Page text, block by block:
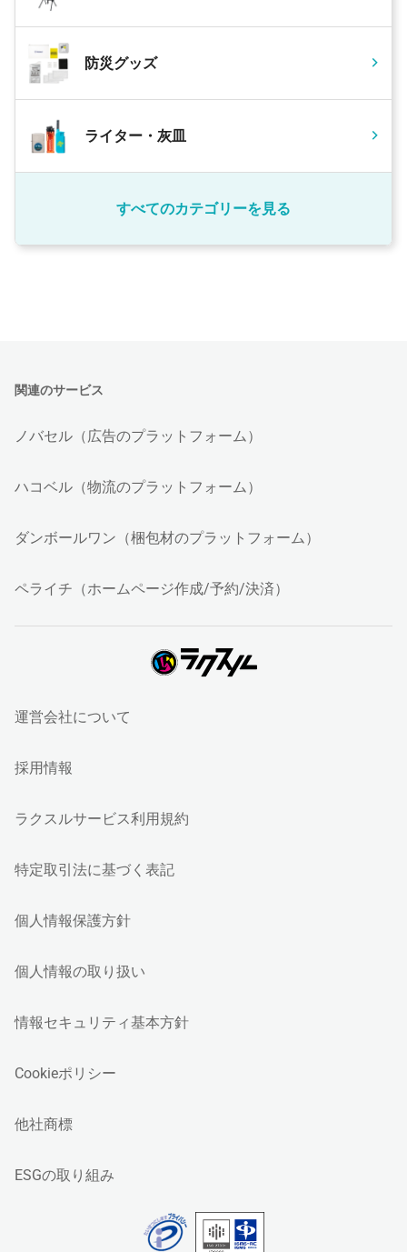
防災グッズ
ライター・灰皿
すべてのカテゴリーを見る
関連のサービス
ノバセル（広告のプラットフォーム）
ハコベル（物流のプラットフォーム）
ダンボールワン（梱包材のプラットフォーム）
ペライチ（ホームページ作成/予約/決済）
運営会社について
採用情報
ラクスルサービス利用規約
特定取引法に基づく表記
個人情報保護方針
個人情報の取り扱い
情報セキュリティ基本方針
Cookieポリシー
他社商標
ESGの取り組み